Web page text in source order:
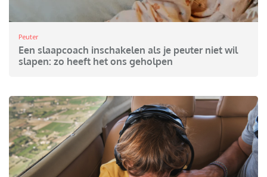
Peuter
Een slaapcoach inschakelen als je peuter niet wil
slapen: zo heeft het ons geholpen